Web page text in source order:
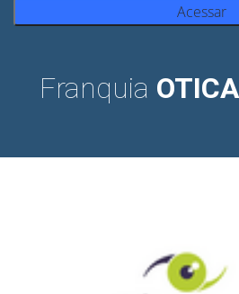
Acessar
Franquia